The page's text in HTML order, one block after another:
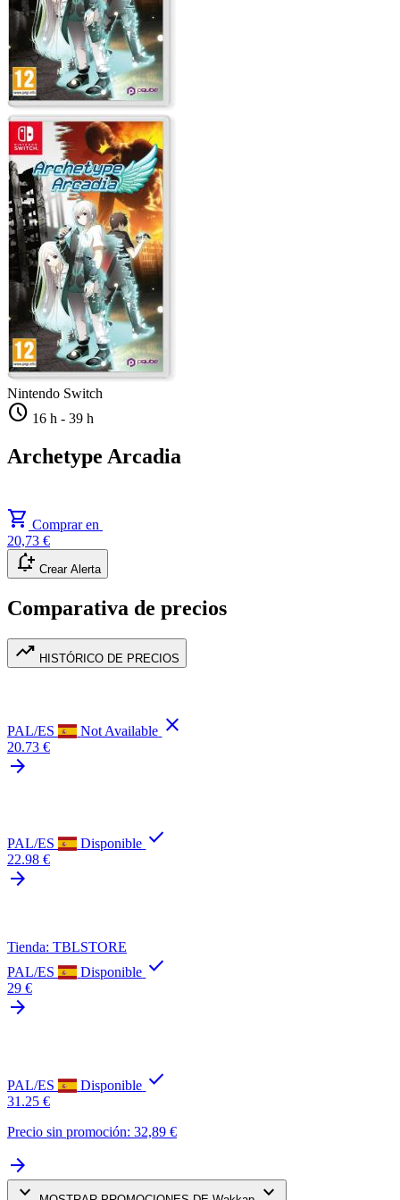
Nintendo Switch
schedule 16 h - 39 h
Archetype Arcadia
shopping_cart Comprar en
20,73 €
notification_add Crear Alerta
Comparativa de precios
trending_up HISTÓRICO DE PRECIOS
PAL/ES Not Available close
20.73 €
arrow_forward
PAL/ES Disponible check
22.98 €
arrow_forward
Tienda: TBLSTORE
PAL/ES
Disponible check
29 €
arrow_forward
PAL/ES Disponible check
31.25 €
Precio sin promoción: 32,89 €
arrow_forward
keyboard_arrow_down
keyboard_arrow_down